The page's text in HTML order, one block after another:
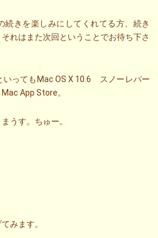
続きを楽しみにしてくれてる方、続き
れはまた次回ということでお待ち下さ
いってもMac OS X 10.6 スノーレパー
App Store。
うす。ちゅー。
みます。